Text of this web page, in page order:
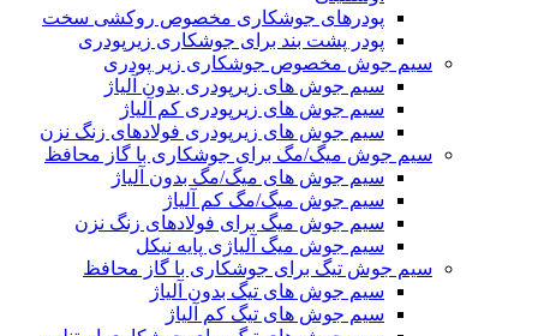
پودرهای جوشکاری مخصوص روکشی سخت
پودر پشت بند برای جوشکاری زیرپودری
سیم جوش مخصوص جوشکاری زیر پودری
سیم جوش های زیرپودری بدون آلیاژ
سیم جوش های زیرپودری کم آلیاژ
سیم جوش های زیرپودری فولادهای زنگ نزن
سیم جوش میگ/مگ برای جوشکاری با گاز محافظ
سیم جوش های میگ/مگ بدون آلیاژ
سیم جوش میگ/مگ کم آلیاژ
سیم جوش میگ برای فولادهای زنگ نزن
سیم جوش میگ آلیاژی پایه نیکل
سیم جوش تیگ برای جوشکاری با گاز محافظ
سیم جوش های تیگ بدون آلیاژ
سیم جوش های تیگ کم آلیاژ